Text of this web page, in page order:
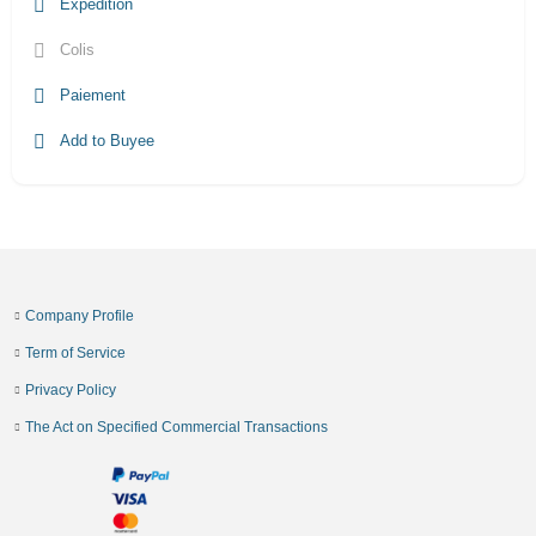
Expédition
Colis
Paiement
Add to Buyee
Company Profile
Term of Service
Privacy Policy
The Act on Specified Commercial Transactions